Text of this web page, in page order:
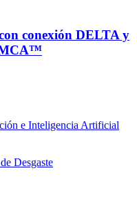
conexión DELTA y
MCA™
e Inteligencia Artificial
Desgaste